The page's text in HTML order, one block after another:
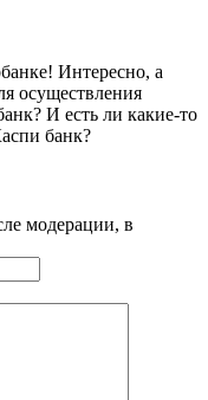
Интересно, а
осуществления
И есть ли какие-то
банк?
модерации, в